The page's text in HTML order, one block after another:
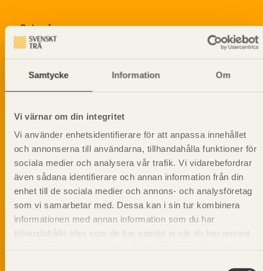
Samtycke Information Om
Vi värnar om din integritet
Vi använder enhetsidentifierare för att anpassa innehållet
och annonserna till användarna, tillhandahålla funktioner för
sociala medier och analysera vår trafik. Vi vidarebefordrar
även sådana identifierare och annan information från din
enhet till de sociala medier och annons- och analysföretag
som vi samarbetar med. Dessa kan i sin tur kombinera
informationen med annan information som du har
tillhandahållit eller som de har samlat in när du har använt
Dela på